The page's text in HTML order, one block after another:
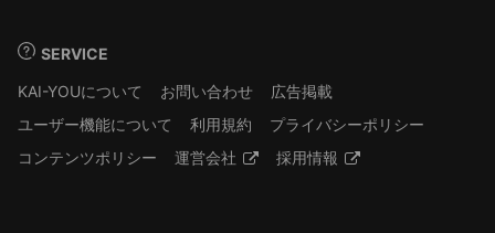
SERVICE
KAI-YOUについて
お問い合わせ
広告掲載
ユーザー機能について
利用規約
プライバシーポリシー
コンテンツポリシー
運営会社 採用情報